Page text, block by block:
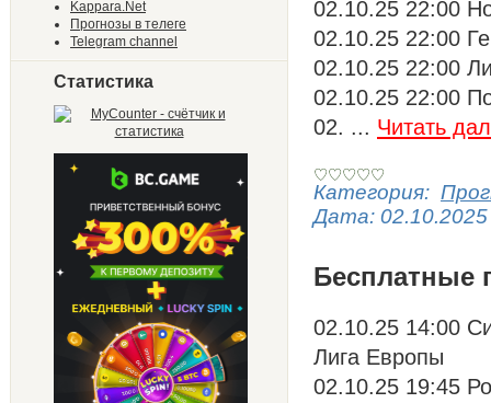
Kappara.Net
Прогнозы в телеге
Telegram channel
Статистика
02.10.25 22:00
02.10.25 22:00
02.10.25 22:00
02.10.25 22:00
02. ... Читать
Категория:
Дата: 02.10.2025
Бесплатные
02.10.25 14:00
Лига Европы
02.10.25 19:45